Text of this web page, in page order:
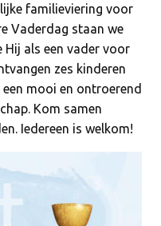
familieviering voor
Vaderdag staan we
als een vader voor
zes kinderen
een mooi en ontroerend
Kom samen
Iedereen is welkom!